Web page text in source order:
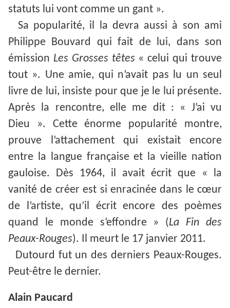
statuts lui vont comme un gant ».
Sa popularité, il la devra aussi à son ami
Philippe Bouvard qui fait de lui, dans son
émission Les Grosses têtes« celui qui trouve
tout ». Une amie, qui n’avait pas lu un seul
livre de lui, insiste pour que je le lui présente.
Après la rencontre, elle me dit : « J’ai vu
Dieu ». Cette énorme popularité montre,
prouve l’attachement qui existait encore
entre la langue française et la vieille nation
gauloise. Dès 1964, il avait écrit que « la
vanité de créer est si enracinée dans le cœur
de l’artiste, qu’il écrit encore des poèmes
quand le monde s’effondre » (La
Fin des
Peaux-Rouges). Il meurt le 17 janvier 2011.
Dutourd fut un des derniers Peaux-Rouges.
Peut-être le dernier.
Alain Paucard